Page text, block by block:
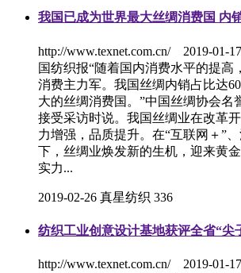
我国已成为世界最大丝绸消费国 内
http://www.texnet.com.cn/ 2019-01-
国纺织报“随着国内消费水平的提高
消费主力军。我国丝绸内销占比达
大的丝绸消费国。”中国丝绸协会名
接受采访时说。我国丝绸业在改革
力增强，品质提升。在“互联网＋”
下，丝绸业焕发新的生机，迎来
实力...
2019-02-26 真星纺织 336
纺织工业创意设计基地获评全省“尖
http://www.texnet.com.cn/ 2019-01-